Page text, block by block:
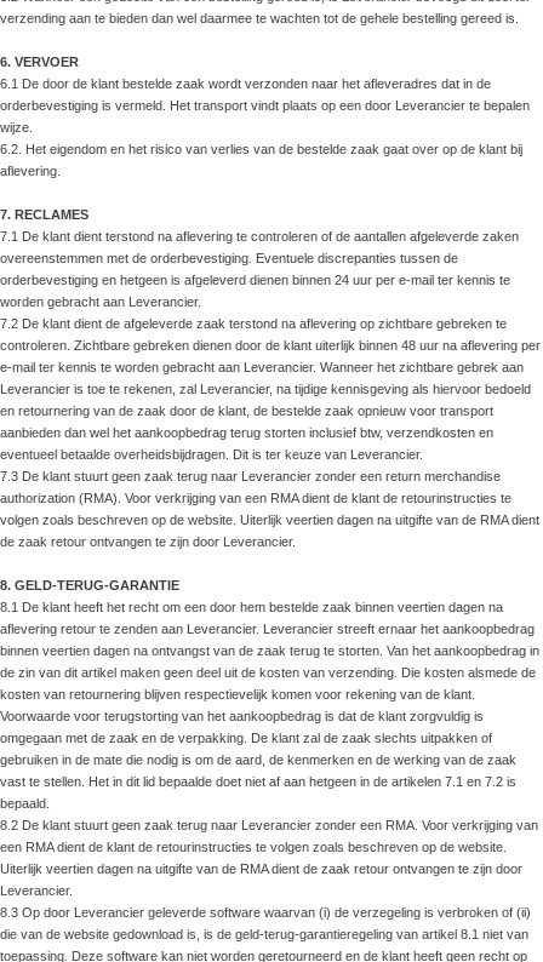
verzending aan te bieden dan wel daarmee te wachten tot de gehele bestelling gereed is.
6. VERVOER
6.1 De door de klant bestelde zaak wordt verzonden naar het afleveradres dat in de
orderbevestiging is vermeld. Het transport vindt plaats op een door Leverancier te bepalen
wijze.
6.2. Het eigendom en het risico van verlies van de bestelde zaak gaat over op de klant bij
aflevering.
7. RECLAMES
7.1 De klant dient terstond na aflevering te controleren of de aantallen afgeleverde zaken
overeenstemmen met de orderbevestiging. Eventuele discrepanties tussen de
orderbevestiging en hetgeen is afgeleverd dienen binnen 24 uur per e-mail ter kennis te
worden gebracht aan Leverancier.
7.2 De klant dient de afgeleverde zaak terstond na aflevering op zichtbare gebreken te
controleren. Zichtbare gebreken dienen door de klant uiterlijk binnen 48 uur na aflevering per
e-mail ter kennis te worden gebracht aan Leverancier. Wanneer het zichtbare gebrek aan
Leverancier is toe te rekenen, zal Leverancier, na tijdige kennisgeving als hiervoor bedoeld
en retournering van de zaak door de klant, de bestelde zaak opnieuw voor transport
aanbieden dan wel het aankoopbedrag terug storten inclusief btw, verzendkosten en
eventueel betaalde overheidsbijdragen. Dit is ter keuze van Leverancier.
7.3 De klant stuurt geen zaak terug naar Leverancier zonder een return merchandise
authorization (RMA). Voor verkrijging van een RMA dient de klant de retourinstructies te
volgen zoals beschreven op de website. Uiterlijk veertien dagen na uitgifte van de RMA dient
de zaak retour ontvangen te zijn door Leverancier.
8. GELD-TERUG-GARANTIE
8.1 De klant heeft het recht om een door hem bestelde zaak binnen veertien dagen na
aflevering retour te zenden aan Leverancier. Leverancier streeft ernaar het aankoopbedrag
binnen veertien dagen na ontvangst van de zaak terug te storten. Van het aankoopbedrag in
de zin van dit artikel maken geen deel uit de kosten van verzending. Die kosten alsmede de
kosten van retournering blijven respectievelijk komen voor rekening van de klant.
Voorwaarde voor terugstorting van het aankoopbedrag is dat de klant zorgvuldig is
omgegaan met de zaak en de verpakking. De klant zal de zaak slechts uitpakken of
gebruiken in de mate die nodig is om de aard, de kenmerken en de werking van de zaak
vast te stellen. Het in dit lid bepaalde doet niet af aan hetgeen in de artikelen 7.1 en 7.2 is
bepaald.
8.2 De klant stuurt geen zaak terug naar Leverancier zonder een RMA. Voor verkrijging van
een RMA dient de klant de retourinstructies te volgen zoals beschreven op de website.
Uiterlijk veertien dagen na uitgifte van de RMA dient de zaak retour ontvangen te zijn door
Leverancier.
8.3 Op door Leverancier geleverde software waarvan (i) de verzegeling is verbroken of (ii)
die van de website gedownload is, is de geld-terug-garantieregeling van artikel 8.1 niet van
toepassing. Deze software kan niet worden geretourneerd en de klant heeft geen recht op